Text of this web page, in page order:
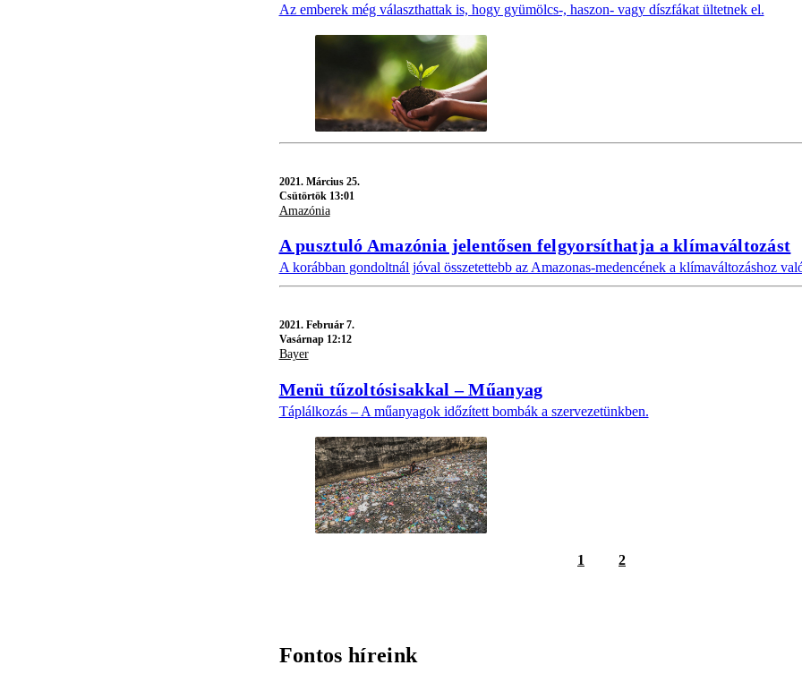
Az emberek még választhattak is, hogy gyümölcs-, haszon- vagy díszfákat ültetnek el.
2021. Március 25.
Csütörtök 13:01
Amazónia
A pusztuló Amazónia jelentősen felgyorsíthatja a klímaváltozást
A korábban gondoltnál jóval összetettebb az Amazonas-medencének a klímaváltozáshoz
2021. Február 7.
Vasárnap 12:12
Bayer
Menü tűzoltósisakkal – Műanyag
Táplálkozás – A műanyagok időzített bombák a szervezetünkben.
1 2
Fontos híreink